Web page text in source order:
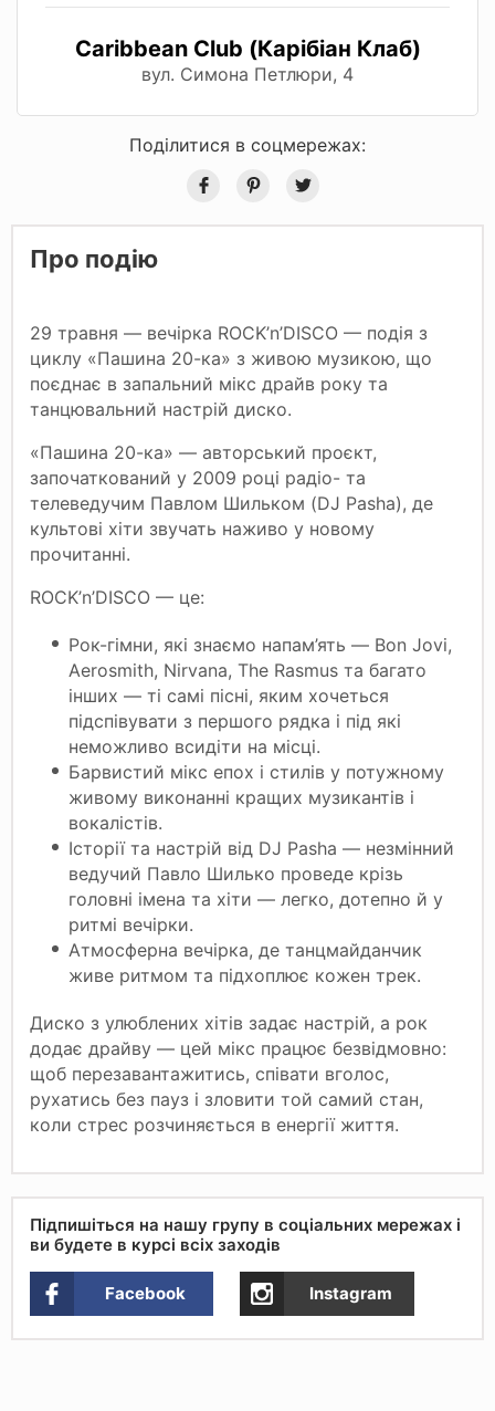
Caribbean Club (Карібіан Клаб)
вул. Симона Петлюри, 4
Поділитися в соцмережах:
Про подію
29 травня — вечірка ROCK’n’DISCO — подія з
циклу «Пашина 20-ка» з живою музикою, що
поєднає в запальний мікс драйв року та
танцювальний настрій диско.
«Пашина 20-ка» — авторський проєкт,
започаткований у 2009 році радіо- та
телеведучим Павлом Шильком (DJ Pasha), де
культові хіти звучать наживо у новому
прочитанні.
ROCK’n’DISCO — це:
Рок-гімни, які знаємо напам’ять — Bon Jovi,
Aerosmith, Nirvana, The Rasmus та багато
інших — ті самі пісні, яким хочеться
підспівувати з першого рядка і під які
неможливо всидіти на місці.
Барвистий мікс епох і стилів у потужному
живому виконанні кращих музикантів і
вокалістів.
Історії та настрій від DJ Pasha — незмінний
ведучий Павло Шилько проведе крізь
головні імена та хіти — легко, дотепно й у
ритмі вечірки.
Атмосферна вечірка, де танцмайданчик
живе ритмом та підхоплює кожен трек.
Диско з улюблених хітів задає настрій, а рок
додає драйву — цей мікс працює безвідмовно:
щоб перезавантажитись, співати вголос,
рухатись без пауз і зловити той самий стан,
коли стрес розчиняється в енергії життя.
Підпишіться на нашу групу в соціальних мережах і
ви будете в курсі всіх заходів
Facebook Instagram